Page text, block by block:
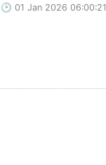
01 Jan 2026 06:00:21